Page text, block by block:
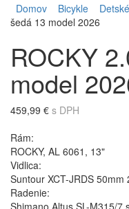
Domov Bicykle Detské
šedá 13 model 2026
ROCKY
model
459,99 € s DPH
Rám:
ROCKY, AL 6061, 13"
Vidlica:
Suntour XCT-JRDS 50mm
Radenie: